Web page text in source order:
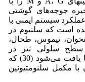
در جیره جوجه‌های گوشتی
سیستم ایمنی با
نشان داده شده است که سلنیوم در
تیموس، طحال،
سلولی نیز در
لنفوسیت‌ها، گرانولوسیت‌ها و ماکروفاژها یافت می‌شود (30) که
مکمل سلنومتیونین